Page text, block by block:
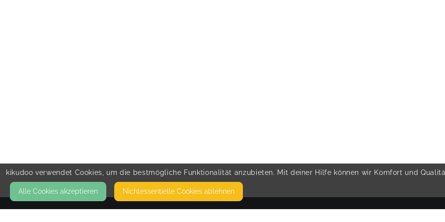
kikudoo verwendet Cookies, um die bestmögliche Funktionalität anzubieten. Mit deiner Hilfe können wir Komfort und
Alle Cookies akzeptieren Nicht­essentielle Cookies ablehnen